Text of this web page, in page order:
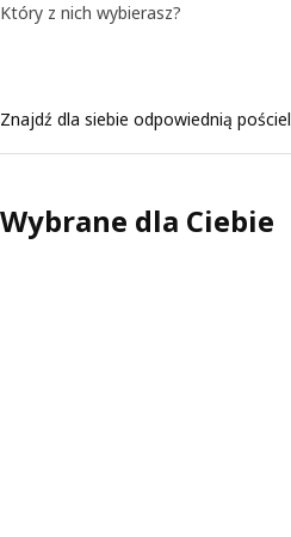
Który z nich wybierasz?
Znajdź dla siebie odpowiednią pościel
Wybrane dla Ciebie